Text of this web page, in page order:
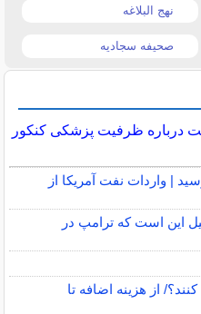
نهج البلاغه
صحیفه سجادیه
درباره ظرفیت پزشکی کنکور
بشکه رسید | واردات نفت آمریکا از
این است که ترامپ در
از هزینه اضافه تا